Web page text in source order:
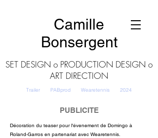
Camille
Bonsergent
SET DESIGN o PRODUCTION DESIGN o
ART DIRECTION
Trailer PABprod Wearetennis 2024
PUBLICITE
Décoration du teaser pour l'évenement de Domingo à
Roland-Garros en partenariat avec Wearetennis.